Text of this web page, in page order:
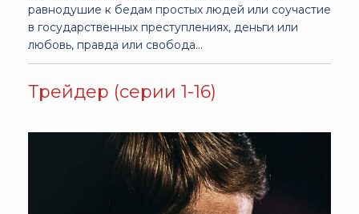
равнодушие к бедам простых людей или соучастие
в государственных преступлениях, деньги или
любовь, правда или свобода…
Трейдер (серии 1-16)